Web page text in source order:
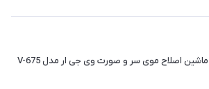
ماشین اصلاح موی سر و صورت وی جی ار مدل V-675